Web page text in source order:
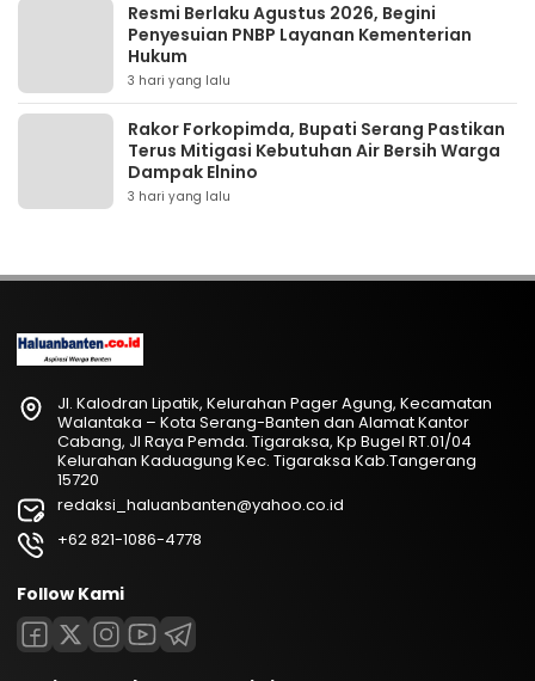
Resmi Berlaku Agustus 2026, Begini
Penyesuian PNBP Layanan Kementerian
Hukum
3 hari yang lalu
Rakor Forkopimda, Bupati Serang Pastikan
Terus Mitigasi Kebutuhan Air Bersih Warga
Dampak Elnino
3 hari yang lalu
Jl. Kalodran Lipatik, Kelurahan Pager Agung, Kecamatan
Walantaka – Kota Serang-Banten dan Alamat Kantor
Cabang, Jl Raya Pemda. Tigaraksa, Kp Bugel RT.01/04
Kelurahan Kaduagung Kec. Tigaraksa Kab.Tangerang
15720
redaksi_haluanbanten@yahoo.co.id
+62 821-1086-4778
Follow Kami